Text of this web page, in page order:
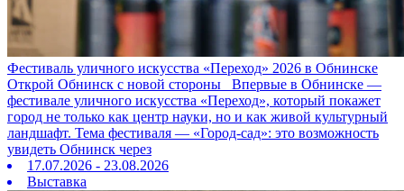
Фестиваль уличного искусства «Переход» 2026 в Обнинске
Открой Обнинск с новой стороны Впервые в Обнинске —
фестивале уличного искусства «Переход», который покажет
город не только как центр науки, но и как живой культурный
ландшафт. Тема фестиваля — «Город‑сад»: это возможность
увидеть Обнинск через
17.07.2026 - 23.08.2026
Выставка